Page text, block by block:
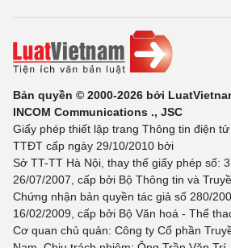
Bản quyền © 2000-2026 bởi
INCOM Communications ., JSC
Giấy phép thiết lập trang Thông tin điện
TTĐT cấp ngày 29/10/2010 bởi
Sở TT-TT Hà Nội, thay thế giấy phép số:
26/07/2007, cấp bởi Bộ Thông tin và
Chứng nhận bản quyền tác giả số 280/
16/02/2009, cấp bởi Bộ Văn hoá - Thể
Cơ quan chủ quản: Công ty Cổ phần